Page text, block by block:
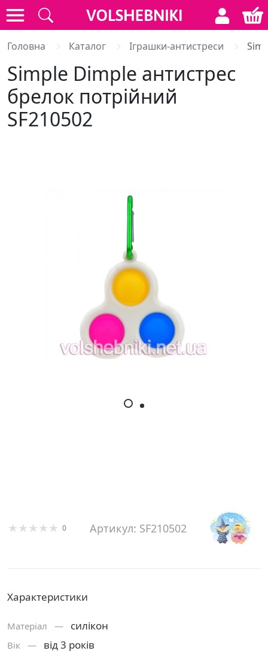
Головна Каталог Іграшки-антистреси
Simple Dimple антистрес
брелок потрійний
SF210502
0 Артикул: SF210502
Характеристики
Матерiал — силікон
Вік — від 3 років